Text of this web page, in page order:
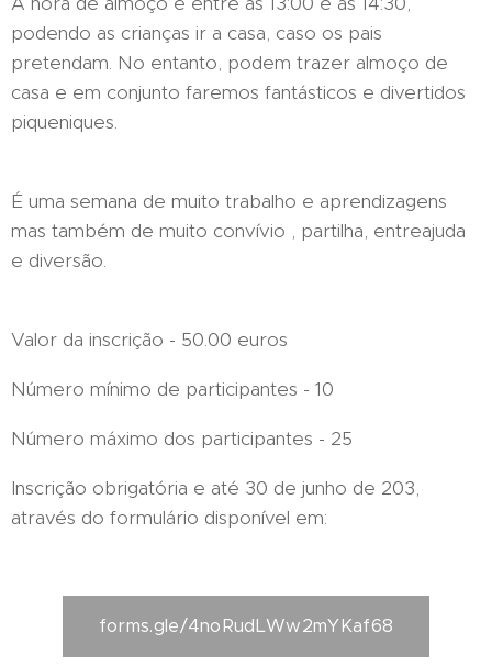
podendo as crianças ir a casa, caso os pais
pretendam. No entanto, podem trazer almoço de
casa e em conjunto faremos fantásticos e divertidos
piqueniques.
É uma semana de muito trabalho e aprendizagens
mas também de muito convívio , partilha, entreajuda
e diversão.
Valor da inscrição - 50.00 euros
Número mínimo de participantes - 10
Número máximo dos participantes - 25
Inscrição obrigatória e até 30 de junho de 203,
através do formulário disponível em:
forms.gle/4noRudLWw2mYKaf68